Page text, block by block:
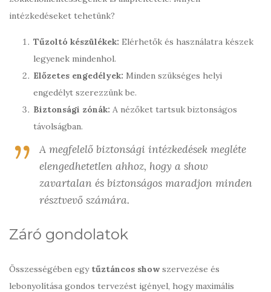
intézkedéseket tehetünk?
Tűzoltó készülékek: Elérhetők és használatra készek
legyenek mindenhol.
Előzetes engedélyek: Minden szükséges helyi
engedélyt szerezzünk be.
Biztonsági zónák: A nézőket tartsuk biztonságos
távolságban.
A megfelelő biztonsági intézkedések megléte
elengedhetetlen ahhoz, hogy a show
zavartalan és biztonságos maradjon minden
résztvevő számára.
Záró gondolatok
Összességében egy tűztáncos show szervezése és
lebonyolítása gondos tervezést igényel, hogy maximális